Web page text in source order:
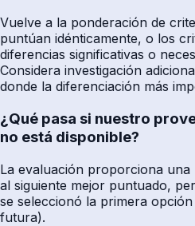
Vuelve a la ponderación de
puntúan idénticamente, o los
diferencias significativas o
Considera investigación
donde la diferenciación más
¿Qué pasa si nuestro
no está disponible?
La evaluación proporciona una
al siguiente mejor puntuado,
se seleccionó la primera
futura).